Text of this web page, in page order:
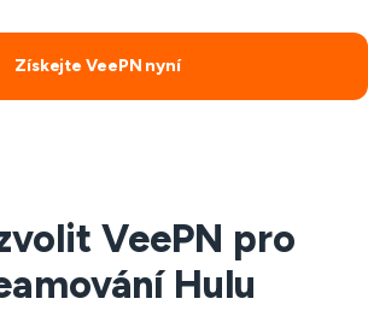
Získejte VeePN nyní
VeePN pro
Hulu